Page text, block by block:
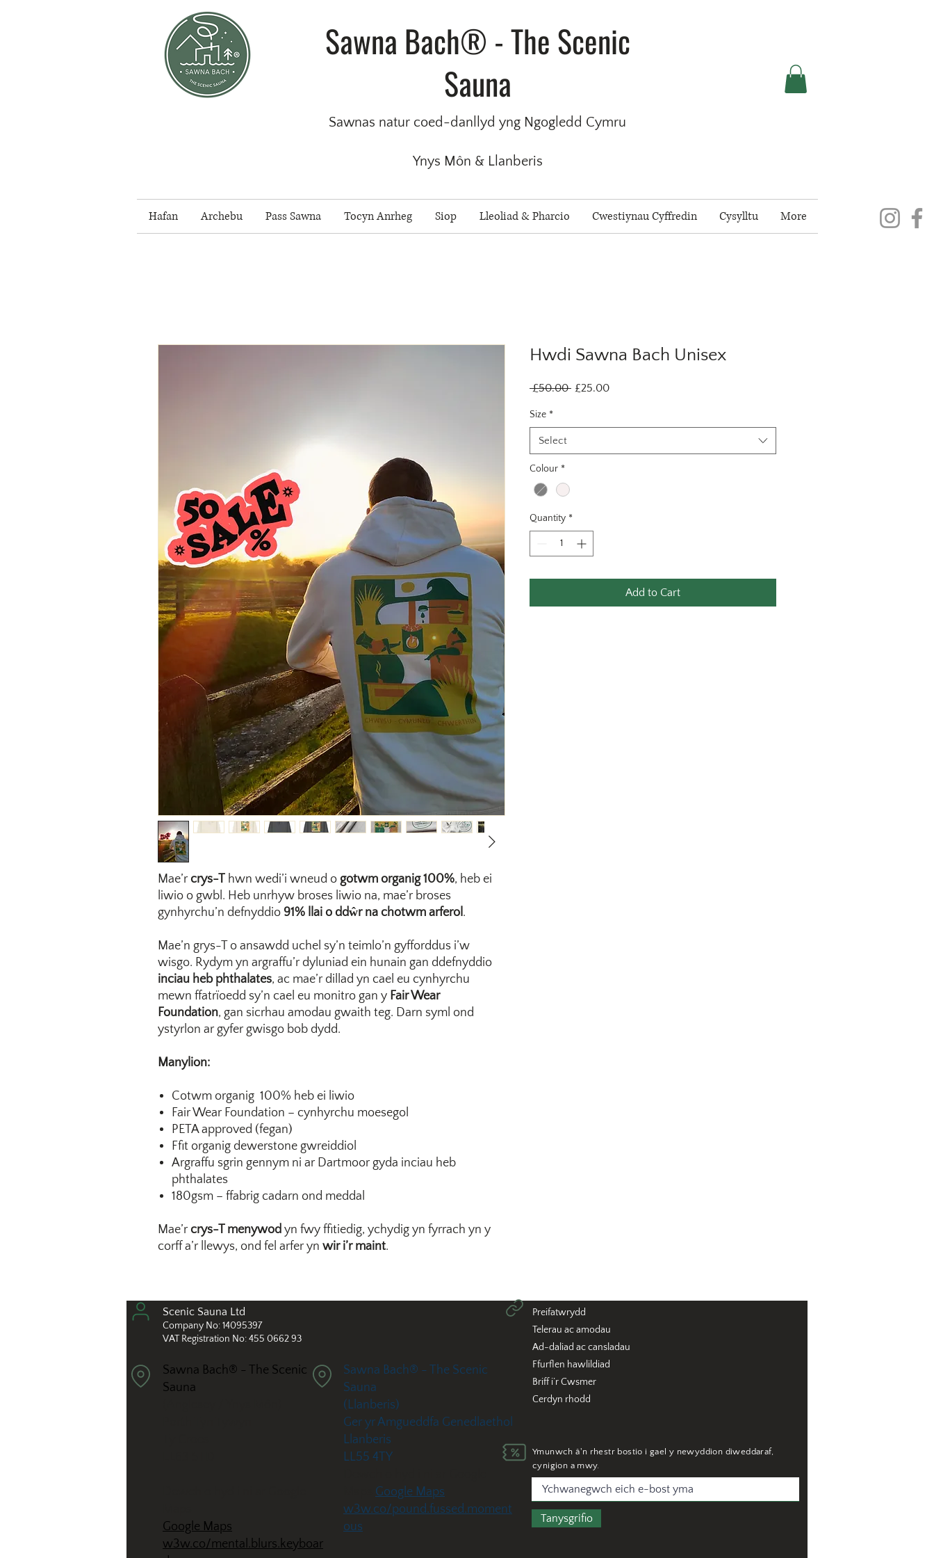
Sawna Bach® - The Scenic
Sauna
Sawnas natur coed-danllyd yng Ngogledd Cymru
Ynys Môn & Llanberis
Hafan Archebu Pass Sawna Tocyn Anrheg Siop Lleoliad & Pharcio Cwestiynau Cyffredin Cysylltu More
Mae’rcrys-T hwn wedi’i wneud o gotwm organig 100%, heb ei
liwio o gwbl. Heb unrhyw broses liwio na, mae’r broses
gynhyrchu’n defnyddio 91% llai o ddŵr na chotwm arferol.
Mae’n grys-T o ansawdd uchel sy’n teimlo’n gyfforddus i’w
wisgo. Rydym yn argraffu’r dyluniad ein hunain gan ddefnyddio
inciau heb phthalates, ac mae’r dillad yn cael eu cynhyrchu
mewn ffatrïoedd sy’n cael eu monitro gan y Fair Wear
Foundation, gan sicrhau amodau gwaith teg. Darn syml ond
ystyrlon ar gyfer gwisgo bob dydd.
Manylion:
Cotwm organig 100% heb ei liwio
Fair Wear Foundation – cynhyrchu moesegol
PETA approved (fegan)
Ffit organig dewerstone gwreiddiol
Argraffu sgrin gennym ni ar Dartmoor gyda inciau heb
phthalates
180gsm – ffabrig cadarn ond meddal
Mae’rcrys-T menywod yn fwy ffitiedig, ychydig yn fyrrach yn y
corff a’r llewys, ond fel arfer yn wir i’r maint.
Hwdi Sawna Bach Unisex
£50.00 Regular
£25.00Sale
Size *
Select
Colour *
Quantity *
Add to Cart
Scenic Sauna Ltd
Company No: 14095397
VAT Registration No: 455 0662 93
Sawna Bach® - The Scenic
Sauna
Google Maps
w3w.co/mental.blurs.keyboar
Sawna Bach® - The Scenic
Sauna
(Llanberis)
Ger yr Amgueddfa Genedlaethol
Llanberis
LL55 4TY
Google Maps
w3w.co/pound.fussed.moment
ous
Preifatwrydd
Telerau ac amodau
Ad-daliad ac cansladau
Ffurflen hawlildiad
Briff i’r Cwsmer
Cerdyn rhodd
Ymunwch â'n rhestr bostio i gael y newyddion diweddaraf,
cynigion a mwy.
Tanysgrifio